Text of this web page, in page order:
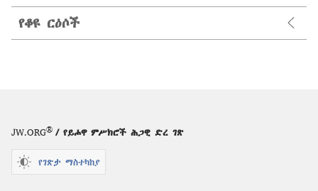
የቆዩ ርዕሶች
JW.ORG® / የይሖዋ ምሥክሮች ሕጋዊ ድረ ገጽ
የገጽታ ማስተካከያ